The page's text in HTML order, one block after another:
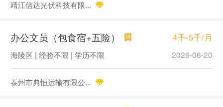
靖江信达光伏科技有限...
办公文员（包食宿+五险） 4千-5千/月
海陵区 | 经验不限 | 学历不限 2026-06-20
泰州市典恒运输有限公...